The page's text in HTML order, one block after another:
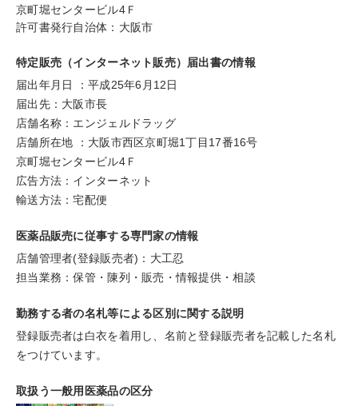
京町堀センタービル4Ｆ
許可書発行自治体：大阪市
特定販売（インターネット販売）届出書の情報
届出年月日 ：平成25年6月12日
届出先：大阪市長
店舗名称：エンジェルドラッグ
店舗所在地 ：大阪市西区京町堀1丁目17番16号
京町堀センタービル4Ｆ
広告方法：インターネット
輸送方法：宅配便
医薬品販売に従事する専門家の情報
店舗管理者(登録販売者)：大工忍
担当業務：保管・陳列・販売・情報提供・相談
勤務する者の名札等による区別に関する説明
登録販売者は白衣を着用し、名前と登録販売者を記載した名札
をつけています。
取扱う一般用医薬品の区分